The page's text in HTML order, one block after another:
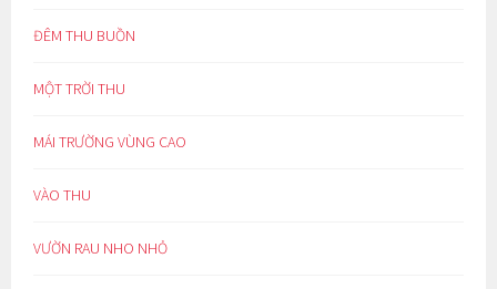
ĐÊM THU BUỒN
MỘT TRỜI THU
MÁI TRƯỜNG VÙNG CAO
VÀO THU
VƯỜN RAU NHO NHỎ